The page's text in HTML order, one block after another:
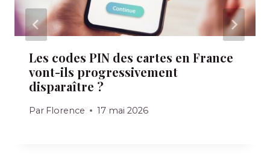
Les codes PIN des cartes en France
vont-ils progressivement
disparaître ?
Par Florence 17 mai 2026